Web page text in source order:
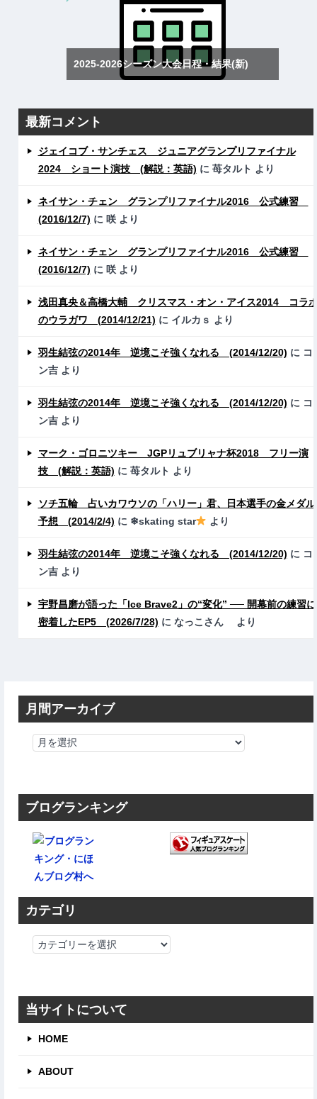
2025-2026シーズン大会日程・結果(新)
最新コメント
ジェイコブ・サンチェス ジュニアグランプリファイナル
2024 ショート演技 (解説：英語) に 苺タルト より
ネイサン・チェン グランプリファイナル2016 公式練習
(2016/12/7) に 咲より
ネイサン・チェン グランプリファイナル2016 公式練習
(2016/12/7) に 咲より
浅田真央＆高橋大輔 クリスマス・オン・アイス2014 コラ
のウラガワ (2014/12/21) に イルカｓ より
羽生結弦の2014年 逆境こそ強くなれる (2014/12/20) に コ
ン吉より
羽生結弦の2014年 逆境こそ強くなれる (2014/12/20) に コ
ン吉より
マーク・ゴロニツキー JGPリュブリャナ杯2018 フリー演
技 (解説：英語) に 苺タルト より
ソチ五輪 占いカワウソの「ハリー」君、日本選手の金メダル
予想 (2014/2/4) に ❄skating star より
羽生結弦の2014年 逆境こそ強くなれる (2014/12/20) に コ
ン吉より
宇野昌磨が語った「Ice Brave2」の“変化” ── 開幕前の練習に
密着したEP5 (2026/7/28) に なっこさん より
月間アーカイブ
ブログランキング
カテゴリ
カ
リ
当サイトについて
HOME
ABOUT